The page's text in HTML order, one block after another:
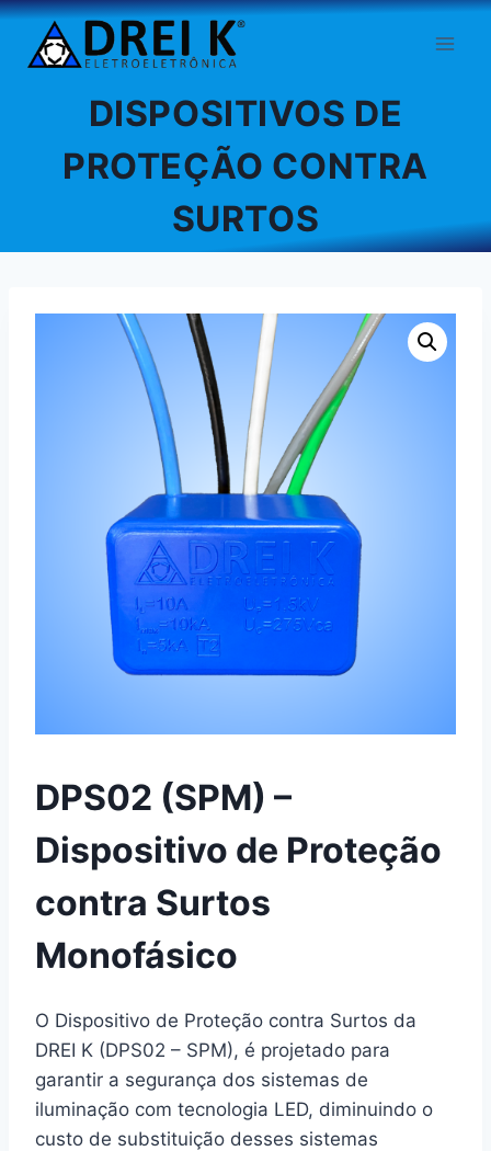
Pular
para
DISPOSITIVOS DE
PROTEÇÃO CONTRA
SURTOS
DPS02 (SPM) –
Dispositivo de Proteção
contra Surtos
Monofásico
O Dispositivo de Proteção contra Surtos da
DREI K (DPS02 – SPM), é projetado para
garantir a segurança dos sistemas de
iluminação com tecnologia LED, diminuindo o
custo de substituição desses sistemas